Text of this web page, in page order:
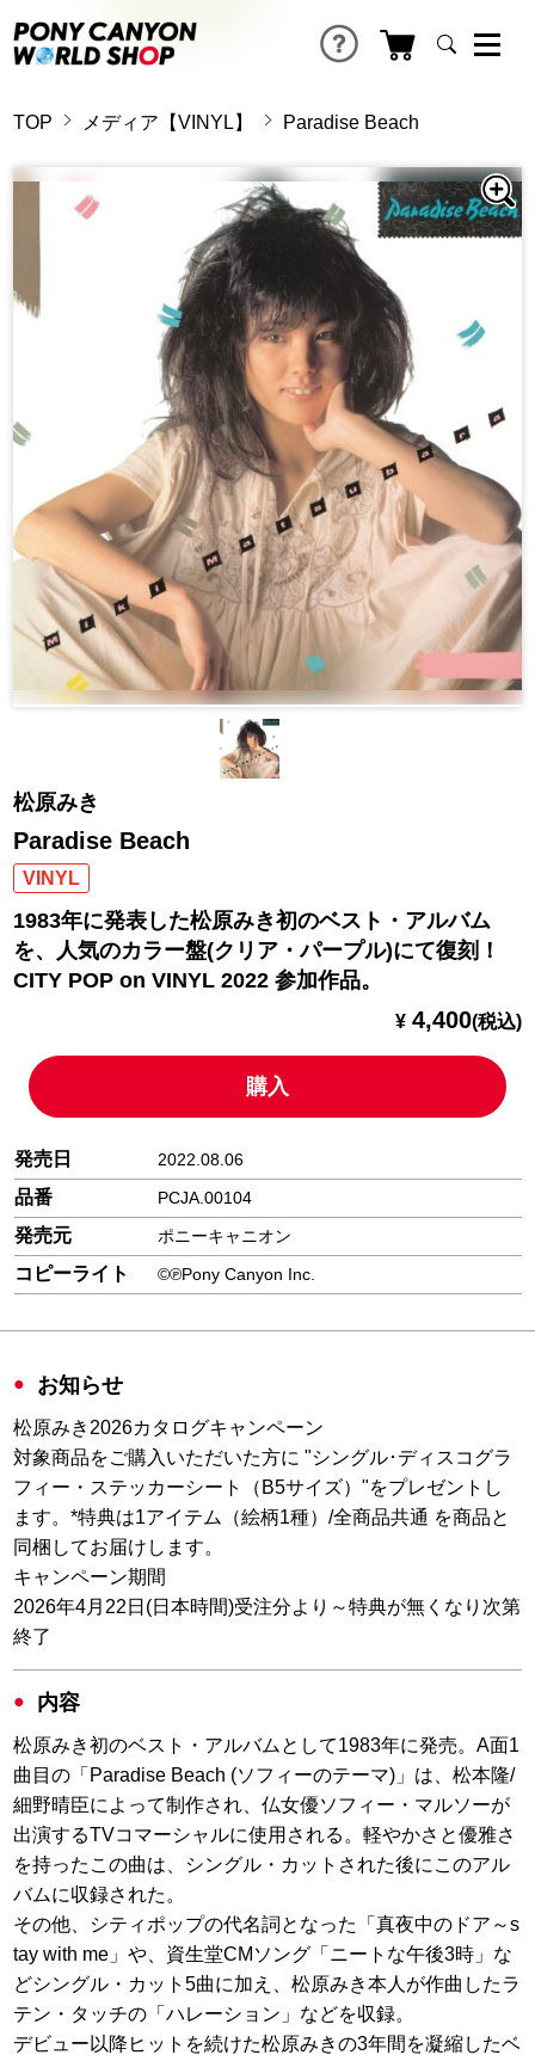
TOP メディア【VINYL】 Paradise Beach
松原みき
Paradise Beach
VINYL
1983年に発表した松原みき初のベスト・アルバム
を、人気のカラー盤(クリア・パープル)にて復刻！
CITY POP on VINYL 2022 参加作品。
¥ 4,400(税込)
購入
発売日 2022.08.06
品番 PCJA.00104
発売元 ポニーキャニオン
コピーライト ©℗Pony Canyon Inc.
お知らせ
松原みき2026カタログキャンペーン
対象商品をご購入いただいた方に "シングル･ディスコグラ
フィー・ステッカーシート（B5サイズ）"をプレゼントし
ます。*特典は1アイテム（絵柄1種）/全商品共通 を商品と
同梱してお届けします。
キャンペーン期間
2026年4月22日(日本時間)受注分より～特典が無くなり次第
終了
内容
松原みき初のベスト・アルバムとして1983年に発売。A面1
曲目の「Paradise Beach (ソフィーのテーマ)」は、松本隆/
細野晴臣によって制作され、仏女優ソフィー・マルソーが
出演するTVコマーシャルに使用される。軽やかさと優雅さ
を持ったこの曲は、シングル・カットされた後にこのアル
バムに収録された。
その他、シティポップの代名詞となった「真夜中のドア～s
tay with me」や、資生堂CMソング「ニートな午後3時」な
どシングル・カット5曲に加え、松原みき本人が作曲したラ
テン・タッチの「ハレーション」などを収録。
デビュー以降ヒットを続けた松原みきの3年間を凝縮したベ